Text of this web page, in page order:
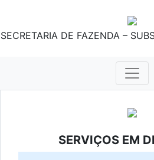
SECRETARIA DE FAZENDA –
SERVIÇOS EM